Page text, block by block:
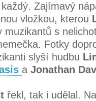
Zajímavý
vložkou, kterou
muzikantů s
Fotky
slyší hudbu
a Jonathan
řekl, tak i udělal.